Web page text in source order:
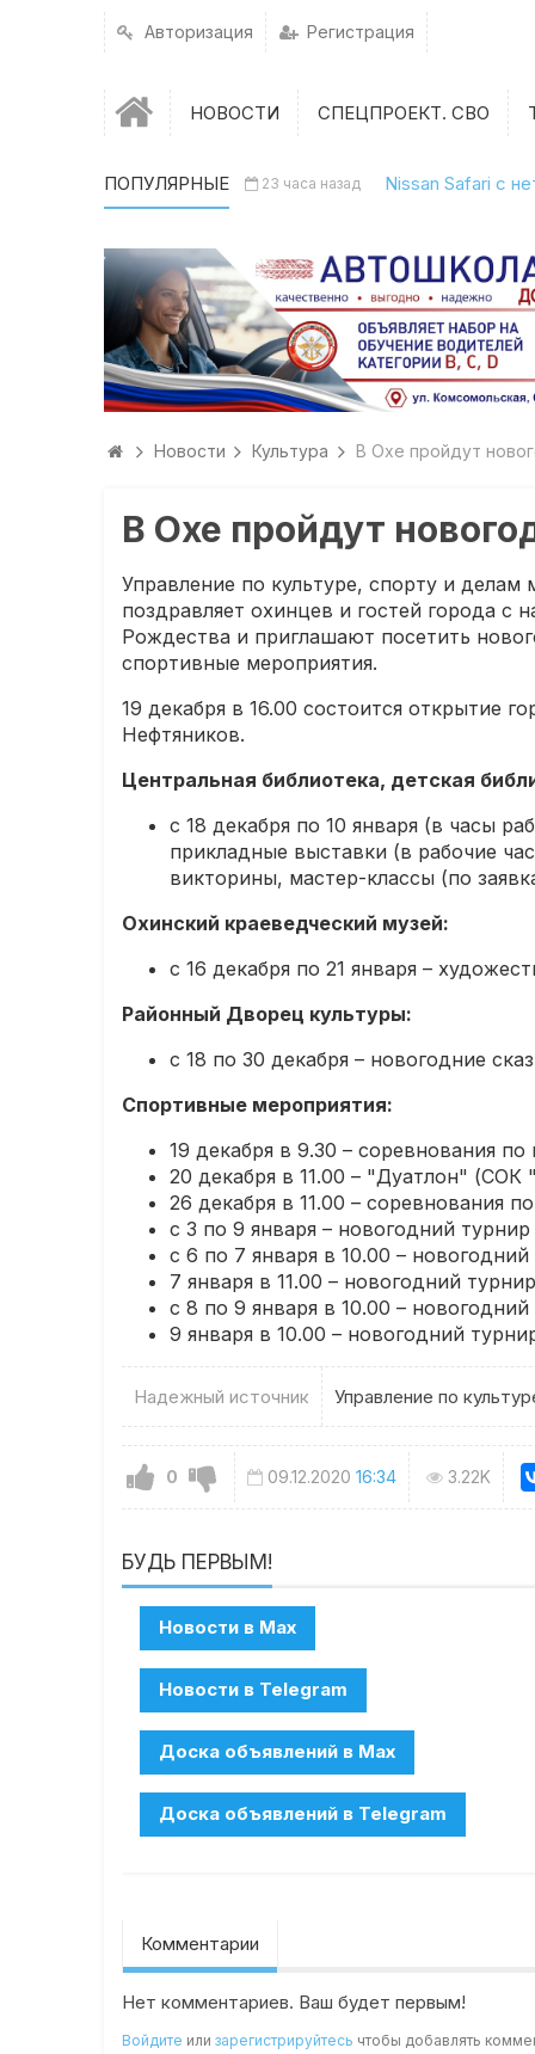
Авторизация Регистрация
НОВОСТИ СПЕЦПРОЕКТ. СВО
ПОПУЛЯРНЫЕ 23 часа назад Nissan Safari с
Новости Культура В Охе пройдут
В Охе пройдут
Управление по культуре, спорту и
поздравляет охинцев и гостей города
Рождества и приглашают посетить
спортивные мероприятия.
19 декабря в 16.00 состоится открытие
Нефтяников.
Центральная библиотека, детская
с 18 декабря по 10 января (в часы
прикладные выставки (в рабочие
викторины, мастер-классы (по
Охинский краеведческий музей:
с 16 декабря по 21 января –
Районный Дворец культуры:
с 18 по 30 декабря – новогодние
Спортивные мероприятия:
19 декабря в 9.30 – соревнования
20 декабря в 11.00 – "Дуатлон" (СОК
26 декабря в 11.00 – соревнования
с 3 по 9 января – новогодний
с 6 по 7 января в 10.00 –
7 января в 11.00 – новогодний
с 8 по 9 января в 10.00 –
9 января в 10.00 – новогодний
Надежный источник Управление по
0 09.12.2020 16:34 3.22K
БУДЬ ПЕРВЫМ!
Комментарии
Нет комментариев. Ваш будет первым!
Войдите илизарегистрируйтесь чтобы добавлять